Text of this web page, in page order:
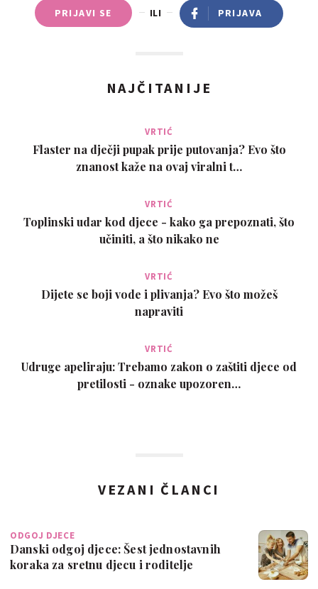
PRIJAVI SE ILI PRIJAVA
NAJČITANIJE
VRTIĆ
Flaster na dječji pupak prije putovanja? Evo što
znanost kaže na ovaj viralni t…
VRTIĆ
Toplinski udar kod djece - kako ga prepoznati, što
učiniti, a što nikako ne
VRTIĆ
Dijete se boji vode i plivanja? Evo što možeš
napraviti
VRTIĆ
Udruge apeliraju: Trebamo zakon o zaštiti djece od
pretilosti - oznake upozoren…
VEZANI ČLANCI
ODGOJ DJECE
Danski odgoj djece: Šest jednostavnih
koraka za sretnu djecu i roditelje